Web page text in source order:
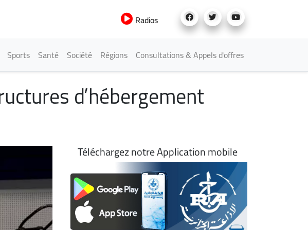
Radios
Sports Santé Société Régions Consultations & Appels d'offres
d’hébergement
Téléchargez notre Application mobile